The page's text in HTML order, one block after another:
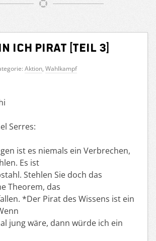
ich Pirat [Teil 3]
Aktion, Wahlkampf
Serres:
ist es niemals ein Verbrechen,
Es ist
Stehlen Sie doch das
Theorem, das
*Der Pirat des Wissens ist ein
jung wäre, dann würde ich ein